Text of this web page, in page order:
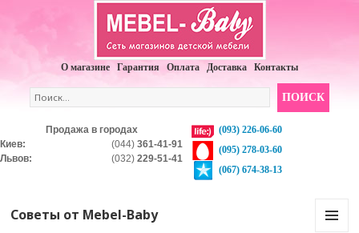
О магазине Гарантия Оплата Доставка Контакты
Продажа в городах
Киев:
(044) 361-41-91
Львов:
(032) 229-51-41
(093) 226-06-60
(095) 278-03-60
(067) 674-38-13
Советы от Mebel-Baby